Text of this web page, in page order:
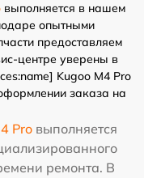
выполняется в нашем
опытными
предоставляем
центре уверены в
Kugoo M4 Pro
заказа на
Pro выполняется
ремонта. В